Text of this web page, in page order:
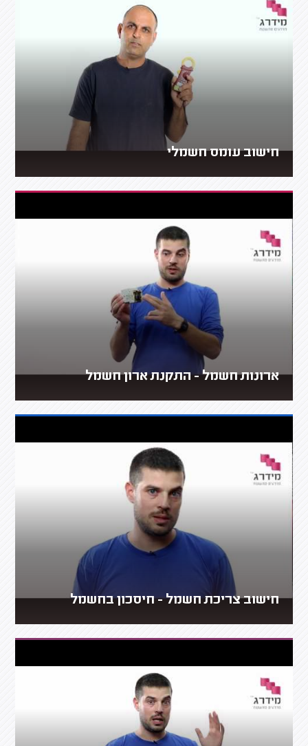
חישוב עומס חשמלי
ארונות חשמל - התקנת ארון חשמל
חישוב צריכת חשמל - חיסכון בחשמל